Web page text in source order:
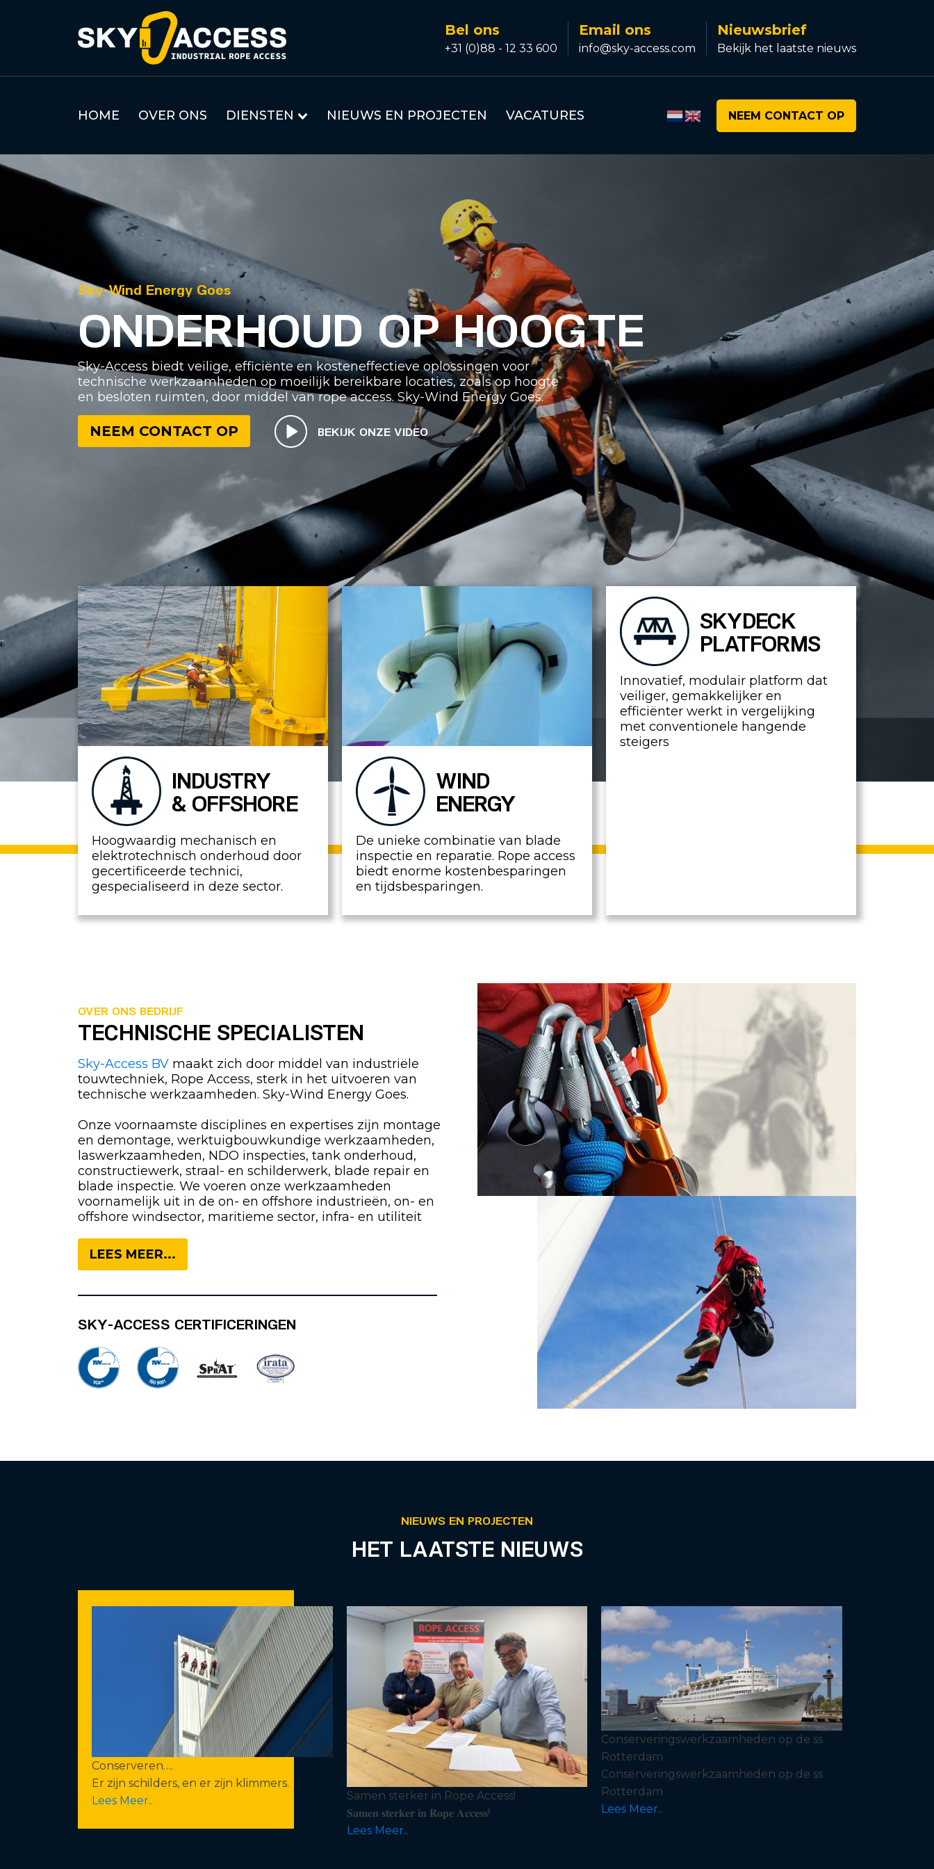
Bel ons
+31 (0)88 - 12 33 600
Email ons
info@sky-access.com
Nieuwsbrief
Bekijk het laatste nieuws
HOME OVER ONS DIENSTEN NIEUWS EN PROJECTEN VACATURES NEEM CONTACT OP
Sky-Wind Energy Goes
ONDERHOUD OP HOOGTE
Sky-Access biedt veilige, efficiënte en kosteneffectieve oplossingen voor
technische werkzaamheden op moeilijk bereikbare locaties, zoals op hoogte
en besloten ruimten, door middel van rope access. Sky-Wind Energy Goes.
NEEM CONTACT OP BEKIJK ONZE VIDEO
INDUSTRY
& OFFSHORE
Hoogwaardig mechanisch en
elektrotechnisch onderhoud door
gecertificeerde technici,
gespecialiseerd in deze sector.
WIND
ENERGY
De unieke combinatie van blade
inspectie en reparatie. Rope access
biedt enorme kostenbesparingen
en tijdsbesparingen.
SKYDECK
PLATFORMS
Innovatief, modulair platform dat
veiliger, gemakkelijker en
efficiënter werkt in vergelijking
met conventionele hangende
steigers
OVER ONS BEDRIJF
TECHNISCHE SPECIALISTEN
Sky-Access BV maakt zich door middel van industriële
touwtechniek, Rope Access, sterk in het uitvoeren van
technische werkzaamheden. Sky-Wind Energy Goes.
Onze voornaamste disciplines en expertises zijn montage
en demontage, werktuigbouwkundige werkzaamheden,
laswerkzaamheden, NDO inspecties, tank onderhoud,
constructiewerk, straal- en schilderwerk, blade repair en
blade inspectie. We voeren onze werkzaamheden
voornamelijk uit in de on- en offshore industrieën, on- en
offshore windsector, maritieme sector, infra- en utiliteit
LEES MEER...
SKY-ACCESS CERTIFICERINGEN
NIEUWS EN PROJECTEN
HET LAATSTE NIEUWS
Conserveren….
Er zijn schilders, en er zijn klimmers.
Lees Meer..
Samen sterker in Rope Access!
𝐒𝐚𝐦𝐞𝐧 𝐬𝐭𝐞𝐫𝐤𝐞𝐫 𝐢𝐧 𝐑𝐨𝐩𝐞 𝐀𝐜𝐜𝐞𝐬𝐬!
Lees Meer..
Conserveringswerkzaamheden op de ss
Rotterdam
Conserveringswerkzaamheden op de ss
Rotterdam
Lees Meer..